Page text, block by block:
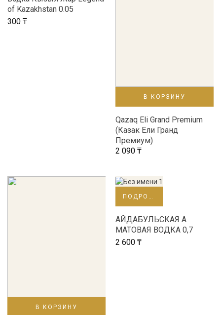
of Kazakhstan 0.05
300 ₸
В КОРЗИНУ
Qazaq Eli Grand Premium
(Казак Ели Гранд
Премиум)
2 090 ₸
В КОРЗИНУ
ПОДРОБНЕЕ
АЙДАБУЛЬСКАЯ А
МАТОВАЯ ВОДКА 0,7
2 600 ₸